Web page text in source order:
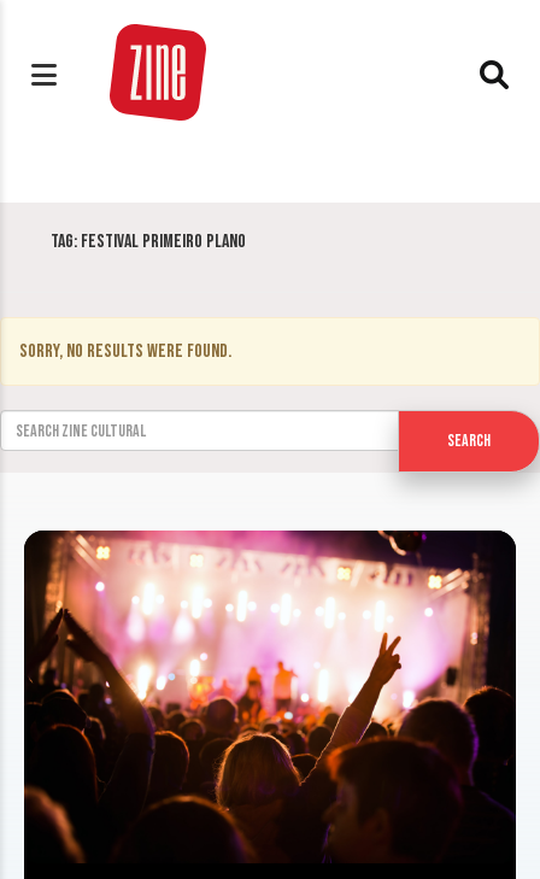
Tag: Festival Primeiro Plano
Sorry, no results were found.
Search for:
Search